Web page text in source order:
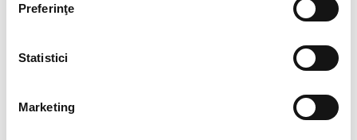
Preferinţe
Statistici
Marketing
fatetata 3.7 mm